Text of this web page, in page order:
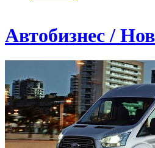
Автобизнес /